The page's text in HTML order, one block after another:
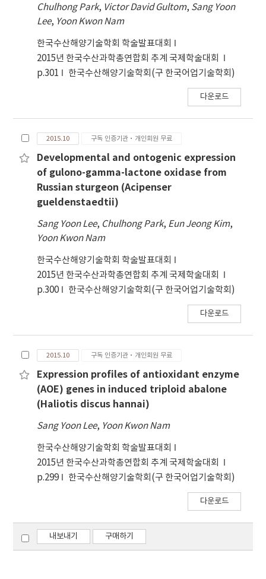
sample was 94.4% and that of B was 94.1%,
though there were not any significant
differences between them. ΔE value of B
showed lower value than those of the others.
Viable cell counts and total coliforms were
not detected after treatment, while raw
sample had 5.39 log CFU/g of viable cell
count without total coliform. Therefore, pre-
treatments are essential for microbial safety
of samples. All results considered, it is
treatment to sustain its original quality of
Colocasia esculenta (L.) Schott stems before
freezing.
Chulhong Park, Victor David Gultom, Sang Yoon
Lee, Yoon Kwon Nam
한국수산해양기술학회 학술발표대회
2015년 한국수산과학총연합회 추계 국제학술대회
p.301
한국수산해양기술학회(구 한국어업기술학회)
다운로드
2015.10 구독 인증기관·개인회원 무료
Developmental and ontogenic expression
of gulono-gamma-lactone oxidase from
Russian sturgeon (Acipenser
gueldenstaedtii)
Sang Yoon Lee, Chulhong Park, Eun Jeong Kim,
Yoon Kwon Nam
한국수산해양기술학회 학술발표대회
2015년 한국수산과학총연합회 추계 국제학술대회
p.300
한국수산해양기술학회(구 한국어업기술학회)
다운로드
2015.10 구독 인증기관·개인회원 무료
Expression profiles of antioxidant enzyme
(AOE) genes in induced triploid abalone
(Haliotis discus hannai)
Sang Yoon Lee, Yoon Kwon Nam
한국수산해양기술학회 학술발표대회
2015년 한국수산과학총연합회 추계 국제학술대회
p.299
한국수산해양기술학회(구 한국어업기술학회)
다운로드
내보내기 구매하기